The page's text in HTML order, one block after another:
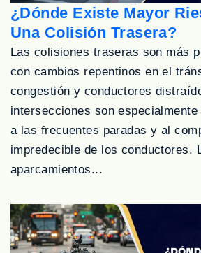
¿Dónde Existe Mayor
Una Colisión Trasera?
Las colisiones traseras son más
con cambios repentinos en el
congestión y conductores
intersecciones son
a las frecuentes paradas y al
impredecible de los conductores.
aparcamientos...